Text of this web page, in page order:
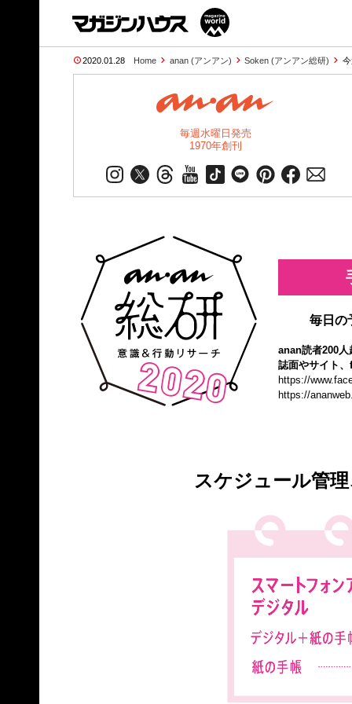
2020.01.28 Home anan (アンアン) Soken (アンアン総研)
毎週水曜日発売
1970年創刊
毎日の
anan読者200
誌面やサイト
https://
https://
スケジュール管